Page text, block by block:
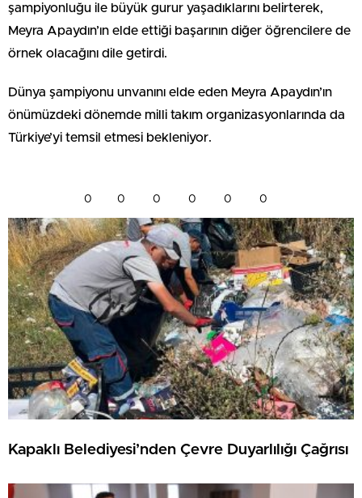
şampiyonluğu ile büyük gurur yaşadıklarını belirterek,
Meyra Apaydın’ın elde ettiği başarının diğer öğrencilere de
örnek olacağını dile getirdi.
Dünya şampiyonu unvanını elde eden Meyra Apaydın’ın
önümüzdeki dönemde milli takım organizasyonlarında da
Türkiye’yi temsil etmesi bekleniyor.
0 0 0 0 0 0
Kapaklı Belediyesi’nden Çevre Duyarlılığı Çağrısı